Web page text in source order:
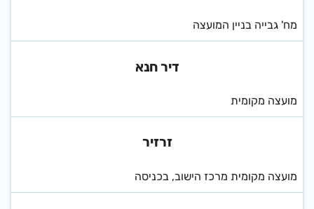
מח' גבייה בניין המועצה
דיר חנא
מועצה מקומית
זרזיר
מועצה מקומית מרכז הישוב, בכניסה